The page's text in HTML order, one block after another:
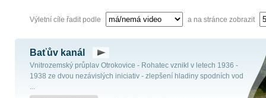
Výletní cíle řadit podle a na stránce zobrazit
Baťův kanál
Vnitrozemský průplav Otrokovice - Rohatec vznikl v letech 1936 -
1938 ze dvou nezávislých iniciativ - zlepšení hladiny spodních vod
...